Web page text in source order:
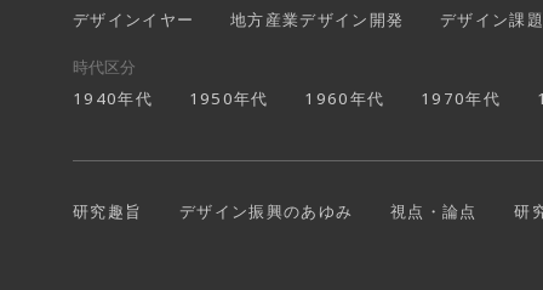
デザインイヤー
地方産業デザイン開発 デザイン課
時代区分
1940年代
1950年代 1960年代 1970年代
研究趣旨 デザイン振興のあゆみ 視点・論点 研